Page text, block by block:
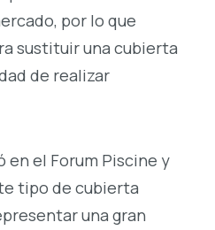
por lo que
sustituir una cubierta
de realizar
en el Forum Piscine y
tipo de cubierta
una gran